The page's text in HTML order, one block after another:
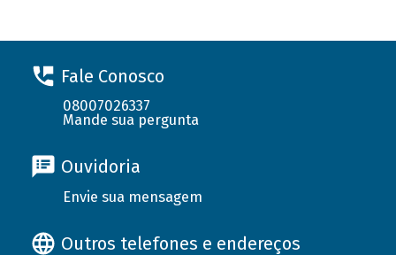
Fale Conosco
08007026337
Mande sua pergunta
Ouvidoria
Envie sua mensagem
Outros telefones e endereços